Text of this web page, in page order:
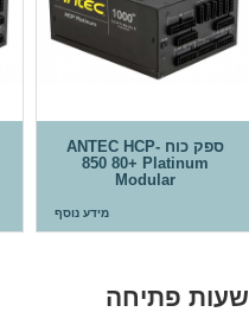
ספק כוח ANTEC HCP-
850 80+ Platinum
Modular
מידע נוסף
שעות פתיחה